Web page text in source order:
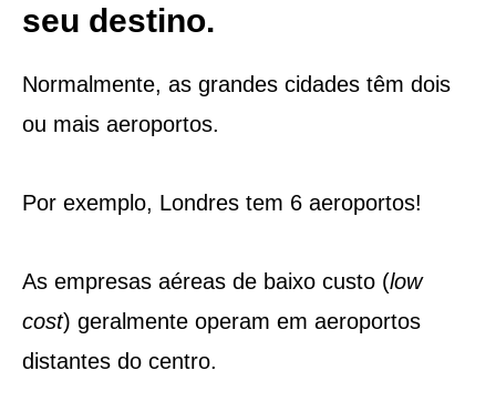
seu destino.
Normalmente, as grandes cidades têm dois
ou mais aeroportos.
Por exemplo, Londres tem 6 aeroportos!
As empresas aéreas de baixo custo (low
cost) geralmente operam em aeroportos
distantes do centro.